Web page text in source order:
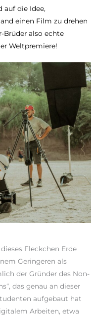
auf die Idee,
einen Film zu drehen
Brüder also echte
Weltpremiere!
Fleckchen Erde
Geringeren als
der Gründer des Non-
das genau an dieser
aufgebaut hat
Arbeiten, etwa